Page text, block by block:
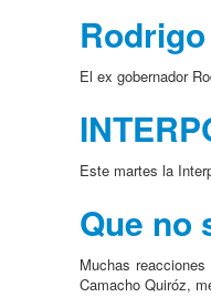
El ex gobernador
Este martes la
Que no
Muchas
Camacho Quiróz,